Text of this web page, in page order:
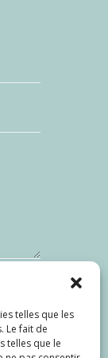
telles que les
Le fait de
telles que le